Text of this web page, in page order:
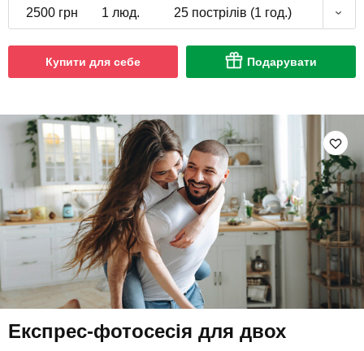
2500 грн 1 люд. 25 пострілів (1 год.)
Купити для себе Подарувати
Експрес-фотосесія для двох